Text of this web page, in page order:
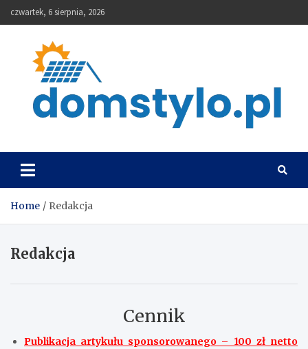
to
czwartek, 6 sierpnia, 2026
DomStylo
Home Redakcja
Redakcja
Cennik
Publikacja artykułu sponsorowanego – 100 zł netto